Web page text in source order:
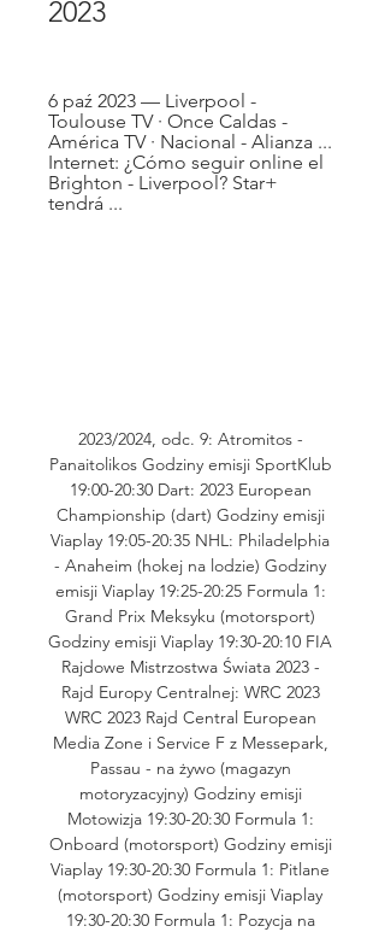
2023
6 paź 2023 — Liverpool -
Toulouse TV · Once Caldas -
América TV · Nacional - Alianza ...
Internet: ¿Cómo seguir online el
Brighton - Liverpool? Star+
tendrá ...
2023/2024, odc. 9: Atromitos -
Panaitolikos Godziny emisji SportKlub
19:00-20:30 Dart: 2023 European
Championship (dart) Godziny emisji
Viaplay 19:05-20:35 NHL: Philadelphia
- Anaheim (hokej na lodzie) Godziny
emisji Viaplay 19:25-20:25 Formula 1:
Grand Prix Meksyku (motorsport)
Godziny emisji Viaplay 19:30-20:10 FIA
Rajdowe Mistrzostwa Świata 2023 -
Rajd Europy Centralnej: WRC 2023
WRC 2023 Rajd Central European
Media Zone i Service F z Messepark,
Passau - na żywo (magazyn
motoryzacyjny) Godziny emisji
Motowizja 19:30-20:30 Formula 1:
Onboard (motorsport) Godziny emisji
Viaplay 19:30-20:30 Formula 1: Pitlane
(motorsport) Godziny emisji Viaplay
19:30-20:30 Formula 1: Pozycja na